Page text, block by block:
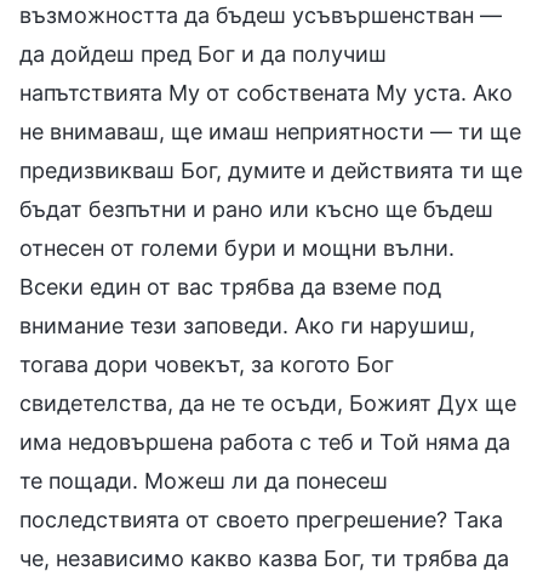
възможността да бъдеш усъвършенстван —
да дойдеш пред Бог и да получиш
напътствията Му от собствената Му уста. Ако
не внимаваш, ще имаш неприятности — ти ще
предизвикваш Бог, думите и действията ти ще
бъдат безпътни и рано или късно ще бъдеш
отнесен от големи бури и мощни вълни.
Всеки един от вас трябва да вземе под
внимание тези заповеди. Ако ги нарушиш,
тогава дори човекът, за когото Бог
свидетелства, да не те осъди, Божият Дух ще
има недовършена работа с теб и Той няма да
те пощади. Можеш ли да понесеш
последствията от своето прегрешение? Така
че, независимо какво казва Бог, ти трябва да